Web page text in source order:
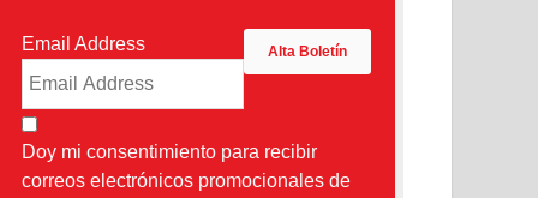
Email Address
Doy mi consentimiento para recibir
correos electrónicos promocionales de